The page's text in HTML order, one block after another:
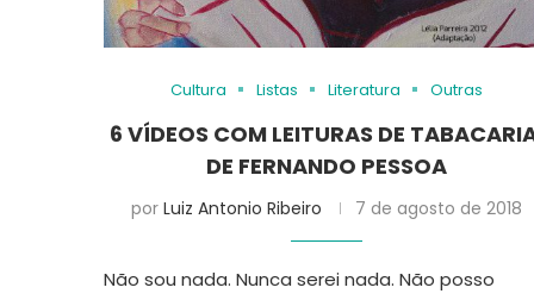
Cultura Listas Literatura Outras
6 VÍDEOS COM LEITURAS DE
DE FERNANDO PESSOA
porLuiz Antonio Ribeiro 7 de agosto de 2018
Não sou nada. Nunca serei nada. Não posso